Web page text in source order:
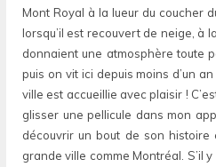
Mont Royal à la lueur du coucher
lorsqu’il est recouvert de neige, à
donnaient une atmosphère toute
puis on vit ici depuis moins d’un
ville est accueillie avec plaisir !
glisser une pellicule dans mon
découvrir un bout de son histoire
grande ville comme Montréal. S’il